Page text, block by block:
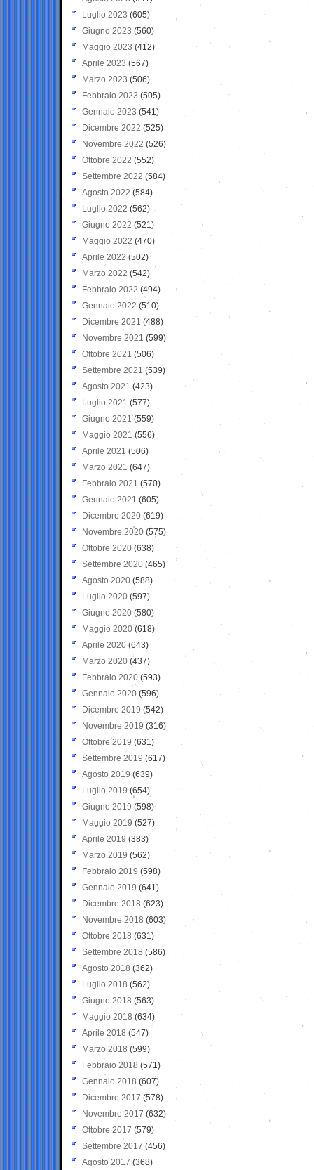
Luglio 2023 (605)
Giugno 2023 (560)
Maggio 2023 (412)
Aprile 2023 (567)
Marzo 2023 (506)
Febbraio 2023 (505)
Gennaio 2023 (541)
Dicembre 2022 (525)
Novembre 2022 (526)
Ottobre 2022 (552)
Settembre 2022 (584)
Agosto 2022 (584)
Luglio 2022 (562)
Giugno 2022 (521)
Maggio 2022 (470)
Aprile 2022 (502)
Marzo 2022 (542)
Febbraio 2022 (494)
Gennaio 2022 (510)
Dicembre 2021 (488)
Novembre 2021 (599)
Ottobre 2021 (506)
Settembre 2021 (539)
Agosto 2021 (423)
Luglio 2021 (577)
Giugno 2021(559)
Maggio 2021 (556)
Aprile 2021 (506)
Marzo 2021 (647)
Febbraio 2021 (570)
Gennaio 2021 (605)
Dicembre 2020 (619)
Novembre 2020 (575)
Ottobre 2020 (638)
Settembre 2020(465)
Agosto 2020 (588)
Luglio 2020 (597)
Giugno 2020 (580)
Maggio 2020 (618)
Aprile 2020 (643)
Marzo 2020 (437)
Febbraio 2020 (593)
Gennaio 2020 (596)
Dicembre 2019 (542)
Novembre 2019 (316)
Ottobre 2019 (631)
Settembre 2019 (617)
Agosto 2019 (639)
Luglio 2019 (654)
Giugno 2019 (598)
Maggio 2019 (527)
Aprile 2019 (383)
Marzo 2019 (562)
Febbraio 2019 (598)
Gennaio 2019 (641)
Dicembre 2018 (623)
Novembre 2018 (603)
Ottobre 2018 (631)
Settembre 2018 (586)
Agosto 2018 (362)
Luglio 2018 (562)
Giugno 2018 (563)
Maggio 2018 (634)
Aprile 2018 (547)
Marzo 2018 (599)
Febbraio 2018 (571)
Gennaio 2018 (607)
Dicembre 2017 (578)
Novembre 2017 (632)
Ottobre 2017 (579)
Settembre 2017 (456)
Agosto 2017 (368)